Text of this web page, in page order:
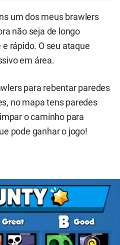
um dos meus brawlers
não seja de longo
rápido. O seu ataque
em área.
para rebentar paredes
no mapa tens paredes
o caminho para
pode ganhar o jogo!